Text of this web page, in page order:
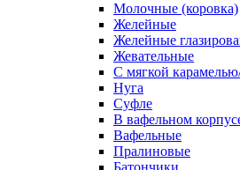
Молочные (коровка)
Желейные
Желейные
Жевательные
С мягкой
Нуга
Суфле
В вафельном
Вафельные
Пралиновые
Батончики